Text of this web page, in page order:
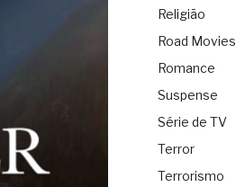
Religião
Road Movies
Romance
Suspense
Série de TV
Terror
Terrorismo